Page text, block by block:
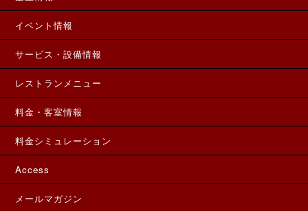
イベント情報
サービス・設備情報
レストランメニュー
料金・客室情報
料金シミュレーション
Access
メールマガジン